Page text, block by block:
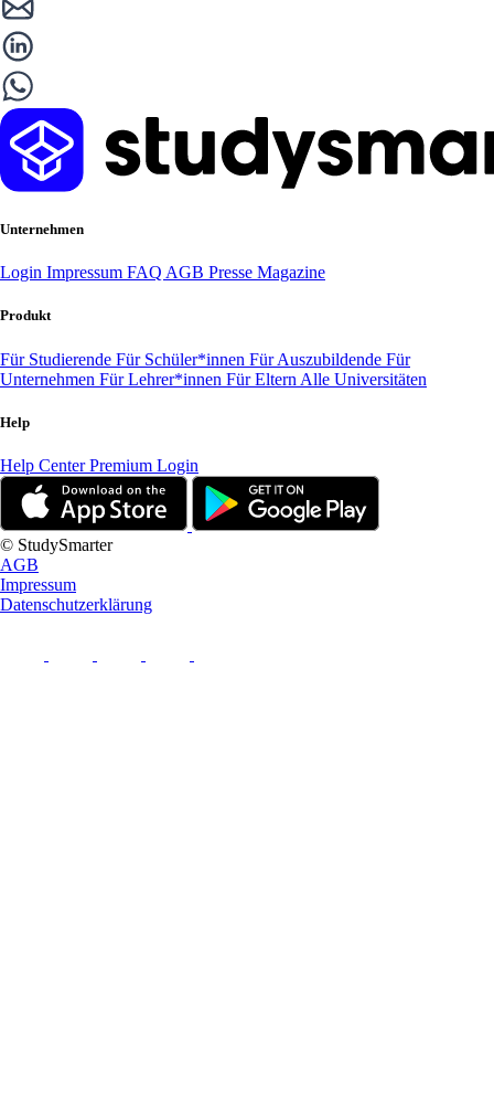
Unternehmen
Login Impressum FAQ AGB Presse Magazine
Produkt
Für Studierende Für Schüler*innen Für Auszubildende Für
Unternehmen Für Lehrer*innen Für Eltern Alle Universitäten
Help
Help CenterPremium Login
© StudySmarter
AGB
Impressum
Datenschutzerklärung